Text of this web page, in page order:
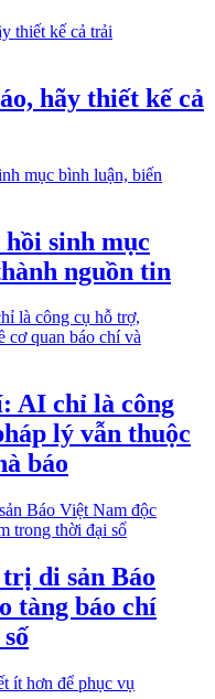
hãy thiết kế cả
sinh mục
nguồn tin
AI chỉ là công
lý vẫn thuộc
báo
di sản Báo
tàng báo chí